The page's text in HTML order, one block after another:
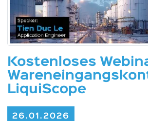
Kostenloses
LiquiScope
26.01.2026